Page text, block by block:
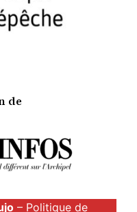
de
– Politique de